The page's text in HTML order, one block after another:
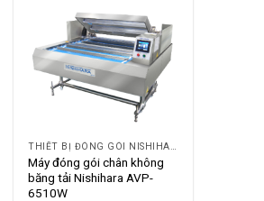
Máy đóng gói chân không
băng tải Nishihara AVP-
6510W